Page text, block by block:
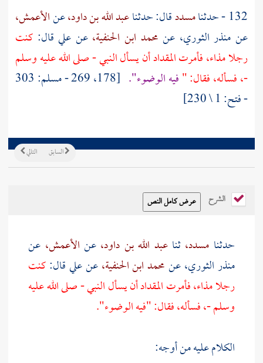
132 - حدثنا
مسددقال: حدثناعبد الله بن داود،عنالأعمش،
عن منذر الثوري، عن محمد ابن الحنفية،عن علي قال: كنت
رجلا مذاء، فأمرتالمقدادأن يسأل النبي - صلى الله عليه وسلم
-، فسأله، فقال: "فيه الوضوء".
[178، 269 - مسلم: 303
- فتح: 1 \ 230]
التالي السابق
الشرح
حدثنا مسدد،ثناعبد الله بن داود، عن الأعمش، عن
منذر الثوري،عنمحمد ابن الحنفية،عنعليقال:كنت
رجلا مذاء، فأمرت المقداد أن يسأل النبي - صلى الله عليه
وسلم -، فسأله، فقال: "فيه الوضوء".
الكلام عليه من أوجه: